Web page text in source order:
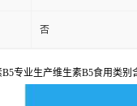
否
专业生产维生素B5食用类